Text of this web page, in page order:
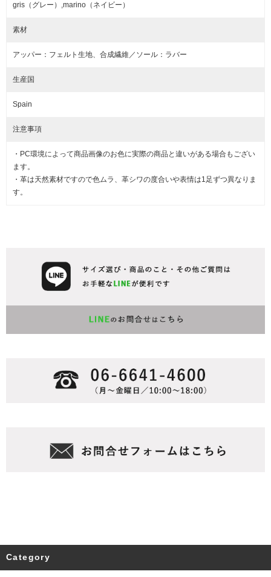
gris（グレー）,marino（ネイビー）
素材
アッパー：フェルト生地、合成繊維／ソール：ラバー
生産国
Spain
注意事項
・PC環境によって商品画像のお色に実際の商品と違いがある場合もござい
ます。
・革は天然素材ですので色ムラ、革シワの度合いや表情は1足ずつ異なりま
す。
Category